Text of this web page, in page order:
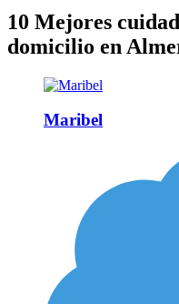
10 Mejores
domicilio en
Maribel